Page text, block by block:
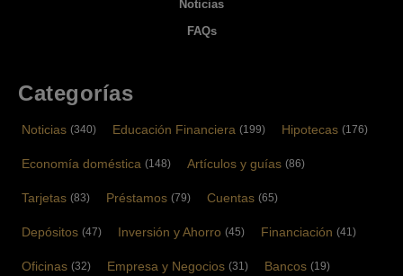
Noticias
FAQs
Categorías
Noticias (340) Educación Financiera (199) Hipotecas (176)
Economía doméstica (148) Artículos y guías (86)
Tarjetas (83) Préstamos (79) Cuentas (65)
Depósitos (47) Inversión y Ahorro (45) Financiación (41)
Oficinas (32) Empresa y Negocios (31) Bancos (19)